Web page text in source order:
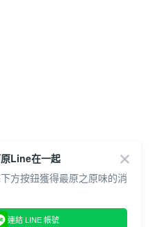
Line在一起
方按鈕獲得最原之原味的消
連結 LINE 帳號